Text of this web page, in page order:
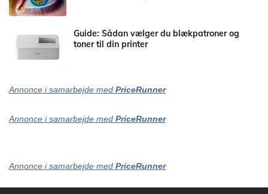
Guide: Sådan vælger du blækpatroner og
toner til din printer
Annonce i samarbejde med PriceRunner
Annonce i samarbejde med PriceRunner
Annonce i samarbejde med PriceRunner